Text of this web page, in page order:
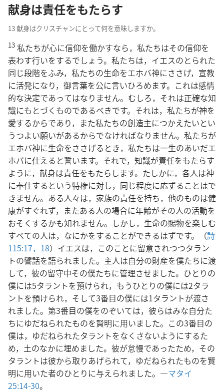
献身は責任をもたらす
13 献身はクリスチャンにとって何を意味しますか。
13 私たちが心に信仰を働かすなら，私たちはその信仰を
表わす行いをするでしょう。私たちは，イエスのとられた
同じ段階をふみ，私たちの生命をエホバ神にささげ，宣教
に活発になり，御言葉を公に言いひろめます。これは感情
的な決定であってはなりません。むしろ，それは正確な知
識にもとづくものであるべきです。それは，私たちが神を
愛するからであり，また私たちの創造主につかえたいとい
うつよい願いがあるからでなければなりません。私たちが
エホバ神に生命をささげるとき，私たちは一生のあいだエ
ホバに仕えると誓います。それで，知識が責任をもたらす
ように，献身は責任をもたらします。たしかに，各人は神
に奉仕するという特権に対し，同じ程度に応ずることはで
きません。ある人々は，家族の責任を持ち，他のものは健
康がすぐれず，またある人の場合に年齢がその人の活動を
おそくするかも知れません。しかし，生命の賜物を楽しむ
すべての人は，なにかをすることができるはずです。（詩
115:17，18）イエスは，このことに留意されつつタラン
トの譬話を語られました。主人は自分の財産を僕たちに渡
して，彼の留守中その僕たちに管理させました。ひとりの
僕には5タラントを預けられ，もうひとりの僕には2タラ
ントを預けられ，そして3番目の僕には1タラントが渡さ
れました。第3番目の僕をのぞいては，彼らはみな自分た
ちにゆだねられたものを賢明に用いました。この3番目の
僕は，ゆだねられたタラントをなくさないようにするた
め，土のなかに埋めました。彼が怠慢であったため，その
タラントは彼から取りあげられて，ゆだねられたものを賢
明に用いた者のひとりに与えられました。―マタイ
25:14-30。